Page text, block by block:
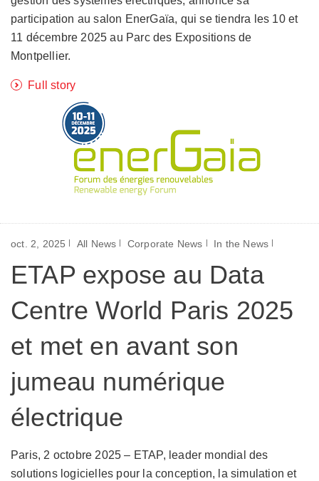
participation au salon EnerGaïa, qui se tiendra les 10 et
11 décembre 2025 au Parc des Expositions de
Montpellier.
Full story
oct. 2, 2025 All News Corporate News In the News
ETAP expose au Data
Centre World Paris 2025
et met en avant son
jumeau numérique
électrique
Paris, 2 octobre 2025 – ETAP, leader mondial des
solutions logicielles pour la conception, la simulation et